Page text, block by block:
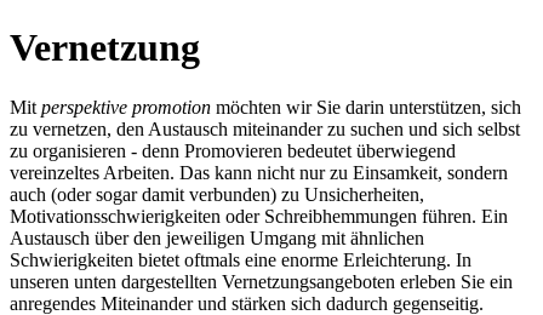
Vernetzung
Mit perspektive promotion möchten wir Sie darin unterstützen, sich
zu vernetzen, den Austausch miteinander zu suchen und sich selbst
zu organisieren - denn Promovieren bedeutet überwiegend
vereinzeltes Arbeiten. Das kann nicht nur zu Einsamkeit, sondern
auch (oder sogar damit verbunden) zu Unsicherheiten,
Motivationsschwierigkeiten oder Schreibhemmungen führen. Ein
Austausch über den jeweiligen Umgang mit ähnlichen
Schwierigkeiten bietet oftmals eine enorme Erleichterung. In
unseren unten dargestellten Vernetzungsangeboten erleben Sie ein
anregendes Miteinander und stärken sich dadurch gegenseitig.